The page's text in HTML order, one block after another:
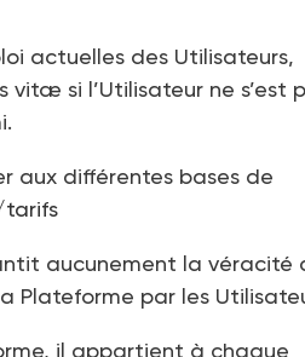
actuelles des Utilisateurs,
vitæ si l’Utilisateur ne s’est
aux différentes bases de
aucunement la véracité
Plateforme par les
il appartient à chaque